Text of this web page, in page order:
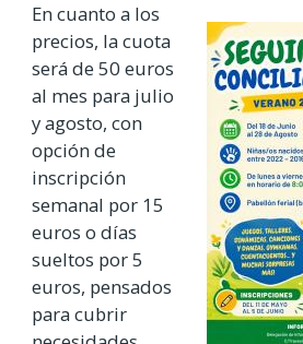
En cuanto a los
precios, la cuota
será de 50 euros
al mes para julio
y agosto, con
opción de
inscripción
semanal por 15
euros o días
sueltos por 5
euros, pensados
para cubrir